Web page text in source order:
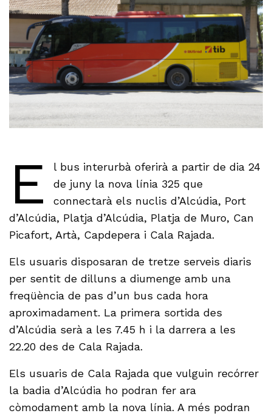
E
l bus interurbà oferirà a partir de dia 24
de juny la nova línia 325 que
connectarà els nuclis d’Alcúdia, Port
d’Alcúdia, Platja d’Alcúdia, Platja de Muro, Can
Picafort, Artà, Capdepera i Cala Rajada.
Els usuaris disposaran de tretze serveis diaris
per sentit de dilluns a diumenge amb una
freqüència de pas d’un bus cada hora
aproximadament. La primera sortida des
d’Alcúdia serà a les 7.45 h i la darrera a les
22.20 des de Cala Rajada.
Els usuaris de Cala Rajada que vulguin recórrer
la badia d’Alcúdia ho podran fer ara
còmodament amb la nova línia. A més podran